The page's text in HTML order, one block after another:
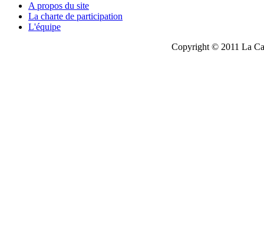
A propos du site
La charte de participation
L'équipe
Copyright © 2011 La